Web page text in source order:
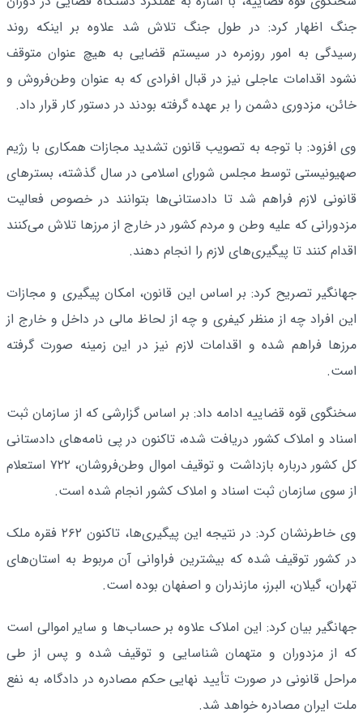
جنگ اظهار کرد: در طول جنگ تلاش شد علاوه بر اینکه روند
رسیدگی به امور روزمره در سیستم قضایی به هیچ عنوان متوقف
نشود اقدامات عاجلی نیز در قبال افرادی که به عنوان وطن‌فروش و
خائن، مزدوری دشمن را بر عهده گرفته بودند در دستور کار قرار داد.
وی افزود: با توجه به تصویب قانون تشدید مجازات همکاری با رژیم
صهیونیستی توسط مجلس شورای اسلامی در سال گذشته، بسترهای
قانونی لازم فراهم شد تا دادستانی‌ها بتوانند در خصوص فعالیت
مزدورانی که علیه وطن و مردم کشور در خارج از مرزها تلاش می‌کنند
اقدام کنند تا پیگیری‌های لازم را انجام دهند.
جهانگیر تصریح کرد: بر اساس این قانون، امکان پیگیری و مجازات
این افراد چه از منظر کیفری و چه از لحاظ مالی در داخل و خارج از
مرزها فراهم شده و اقدامات لازم نیز در این زمینه صورت گرفته
است.
سخنگوی قوه قضاییه ادامه داد: بر اساس گزارشی که از سازمان ثبت
اسناد و املاک کشور دریافت شده، تاکنون در پی نامه‌های دادستانی
کل کشور درباره بازداشت و توقیف اموال وطن‌فروشان، ۷۲۲ استعلام
از سوی سازمان ثبت اسناد و املاک کشور انجام شده است.
وی خاطرنشان کرد: در نتیجه این پیگیری‌ها، تاکنون ۲۶۲ فقره ملک
در کشور توقیف شده که بیشترین فراوانی آن مربوط به استان‌های
تهران، گیلان، البرز، مازندران و اصفهان بوده است.
جهانگیر بیان کرد: این املاک علاوه بر حساب‌ها و سایر اموالی است
که از مزدوران و متهمان شناسایی و توقیف شده و پس از طی
مراحل قانونی در صورت تأیید نهایی حکم مصادره در دادگاه، به نفع
ملت ایران مصادره خواهد شد.